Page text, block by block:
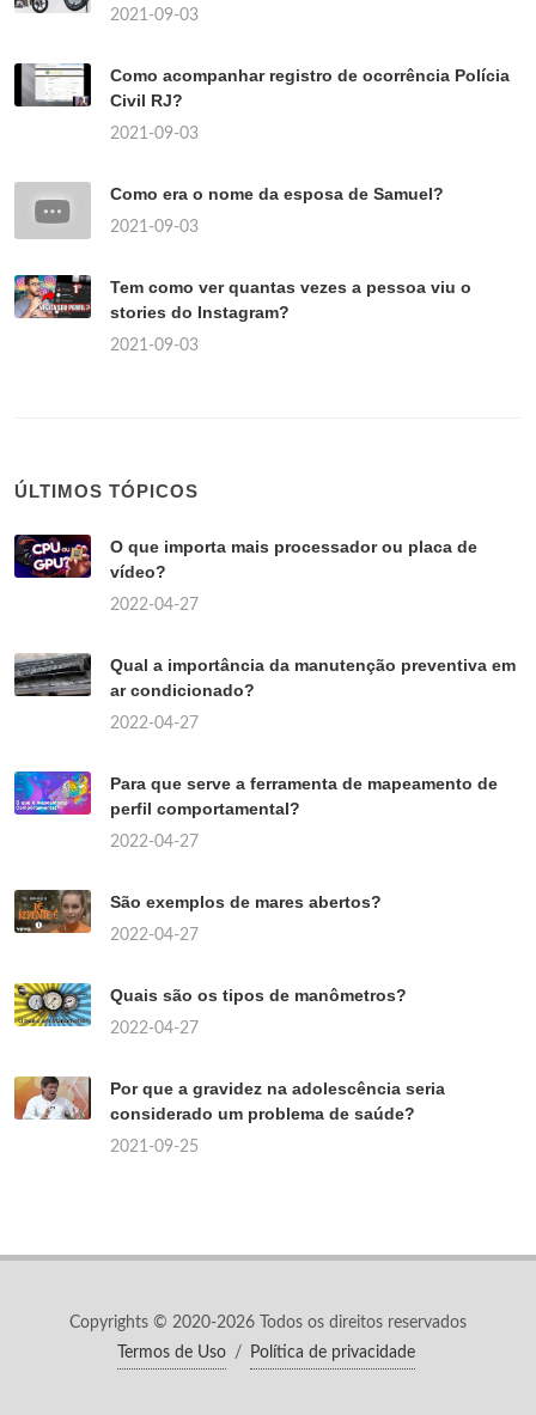
2021-09-03
Como acompanhar registro de ocorrência Polícia
Civil RJ?
2021-09-03
Como era o nome da esposa de Samuel?
2021-09-03
Tem como ver quantas vezes a pessoa viu o
stories do Instagram?
2021-09-03
ÚLTIMOS TÓPICOS
O que importa mais processador ou placa de
vídeo?
2022-04-27
Qual a importância da manutenção preventiva em
ar condicionado?
2022-04-27
Para que serve a ferramenta de mapeamento de
perfil comportamental?
2022-04-27
São exemplos de mares abertos?
2022-04-27
Quais são os tipos de manômetros?
2022-04-27
Por que a gravidez na adolescência seria
considerado um problema de saúde?
2021-09-25
Copyrights © 2020-2026 Todos os direitos reservados
Termos de Uso / Política de privacidade